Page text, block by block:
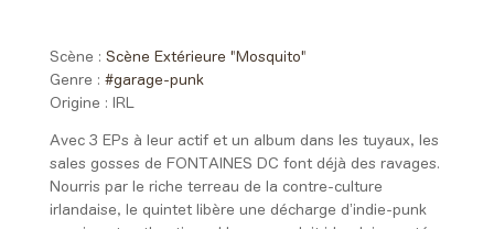
Scène : Scène Extérieure "Mosquito"
Genre : #garage-punk
Origine :
IRL
Avec 3 EPs à leur actif et un album dans les tuyaux, les
sales gosses de FONTAINES DC font déjà des ravages.
Nourris par le riche terreau de la contre-culture
irlandaise, le quintet libère une décharge d’indie-punk